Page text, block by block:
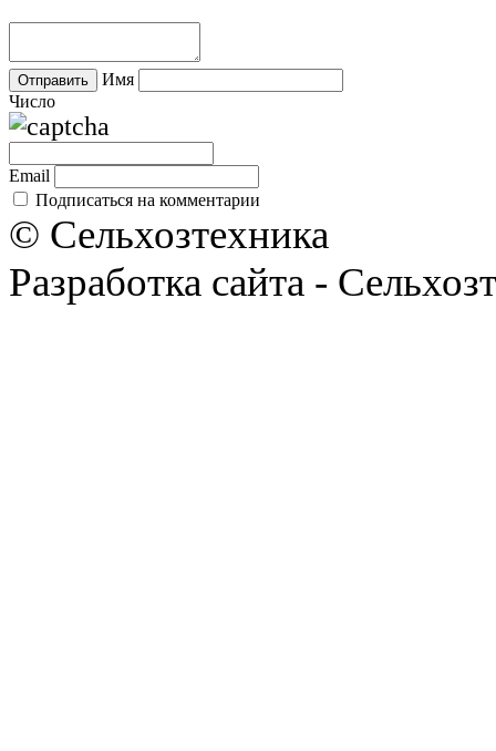
Имя
Число
Email
Подписаться на комментарии
© Сельхозтехника
Разработка сайта -